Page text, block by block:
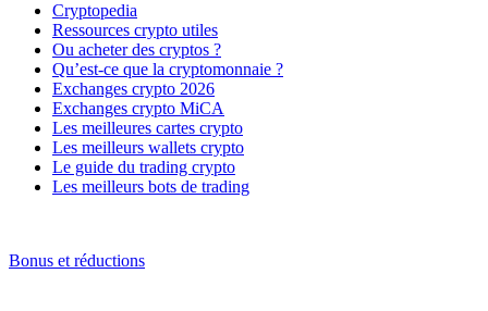
Cryptopedia
Ressources crypto utiles
Ou acheter des cryptos ?
Qu’est-ce que la cryptomonnaie ?
Exchanges crypto 2026
Exchanges crypto MiCA
Les meilleures cartes crypto
Les meilleurs wallets crypto
Le guide du trading crypto
Les meilleurs bots de trading
Bonus et réductions